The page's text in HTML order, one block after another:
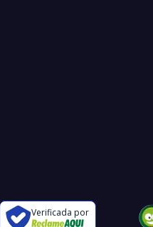
Verificada por